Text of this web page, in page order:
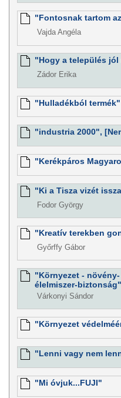
"Fontosnak tartom
Vajda Angéla
"Hogy a település
Zádor Erika
"Hulladékból
"industria 2000",
"Kerékpáros
"Ki a Tisza vizét
Fodor György
"Kreatív terekben
Győrffy Gábor
"Környezet -
élelmiszer-biztonság"
Várkonyi Sándor
"Környezet
"Lenni vagy nem
"Mi óvjuk...FUJI"